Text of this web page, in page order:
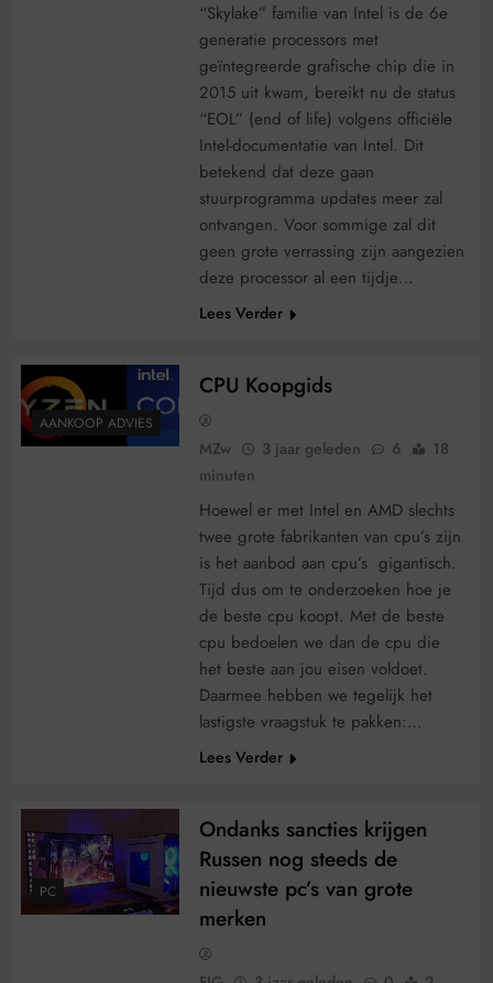
“Skylake” familie van Intel is de 6e
generatie processors met
geïntegreerde grafische chip die in
2015 uit kwam, bereikt nu de status
“EOL” (end of life) volgens officiële
Intel-documentatie van Intel. Dit
betekend dat deze gaan
stuurprogramma updates meer zal
ontvangen. Voor sommige zal dit
geen grote verrassing zijn aangezien
deze processor al een tijdje…
Lees Verder
AANKOOP ADVIES
CPU Koopgids
MZw 3 jaar geleden 6
18
minuten
Hoewel er met Intel en AMD slechts
twee grote fabrikanten van cpu’s zijn
is het aanbod aan cpu’s gigantisch.
Tijd dus om te onderzoeken hoe je
de beste cpu koopt. Met de beste
cpu bedoelen we dan de cpu die
het beste aan jou eisen voldoet.
Daarmee hebben we tegelijk het
lastigste vraagstuk te pakken:…
Lees Verder
PC
Ondanks sancties krijgen
Russen nog steeds de
nieuwste pc’s van grote
merken